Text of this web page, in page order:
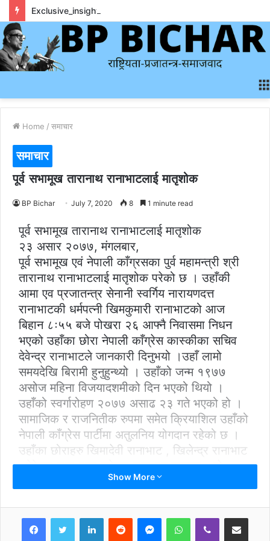
Home / समाचार
समाचार
पूर्व सभामूख तारानाथ रानाभाटलाई मातृशोक
BP Bichar July 7, 2020 8 1 minute read
पूर्व सभामूख तारानाथ रानाभाटलाई मातृशोक
२३ असार २०७७, मंगलबार,
पूर्व सभामूख एवं नेपाली काँग्रसका पुर्व महामन्त्री श्री
तारानाथ रानाभाटलाई मातृशोक परेको छ । उहाँकी
आमा एव प्रजातन्त्र सेनानी स्वर्गिय नारायणदत्त
रानाभाटकी धर्मपत्नी खिमकुमारी रानाभाटको आज
बिहान ८ः५५ बजे पोखरा २६ आफ्नै निवासमा निधन
भएको उहाँका छोरा नेपाली काँग्रेस कास्कीका सचिव
देवेन्द्र रानाभाटले जानकारी दिनुभयो ।उहाँ लामो
समयदेखि बिरामी हुनुहुन्थ्यो । उहाँको जन्म १९७७
असोज महिना विजयादशमीको दिन भएको थियो ।
उहाँको स्वर्गारोहण २०७७ असाढ २३ गते भएको हो ।
सामाजिक र राजनितीक रुपमा समेत क्रियाशिल उहाँको
नेपाली काँग्रेस पार्टीमा अतुलनिय योगदान रहेको छ ।
उहाँका छोराहरु खिमादेवी रानाभाट , खिलेन्द्र रानाभाट
, देवेन्द्र रानाभाटर सुरेन्द्र रानाभाट हनुहुन्छ ,भने
छोरीहरु खिमादेवी रानाभाट र शोभा कुमारी रानाभाट
शोक सन्तप्त परिवारमा हार्दिक संवेदना गर्दछ ।शोक
Show More
LinkedInReddit MessengerWhatsAppViber Share via Email